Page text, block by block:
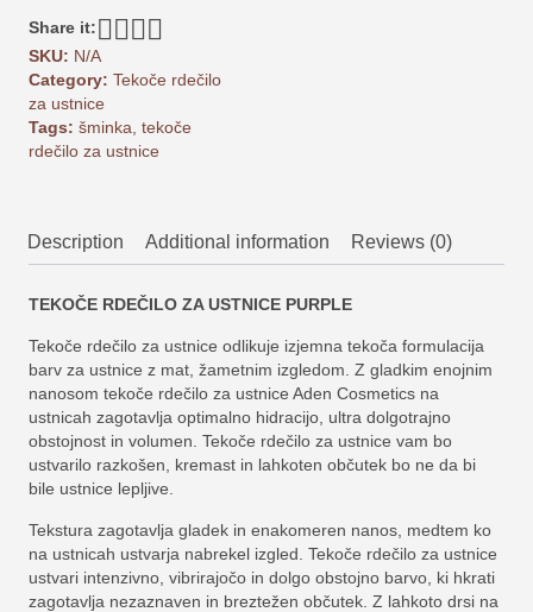
quantity
Share it:
SKU: N/A
Category: Tekoče rdečilo
za ustnice
Tags: šminka tekoče
rdečilo za ustnice
Description Additional information Reviews (0)
TEKOČE RDEČILO ZA USTNICE PURPLE
Tekoče rdečilo za ustnice odlikuje izjemna tekoča formulacija
barv za ustnice z mat, žametnim izgledom. Z gladkim enojnim
nanosom tekoče rdečilo za ustnice Aden Cosmetics na
ustnicah zagotavlja optimalno hidracijo, ultra dolgotrajno
obstojnost in volumen. Tekoče rdečilo za ustnice vam bo
ustvarilo razkošen, kremast in lahkoten občutek bo ne da bi
bile ustnice lepljive.
Tekstura zagotavlja gladek in enakomeren nanos, medtem ko
na ustnicah ustvarja nabrekel izgled. Tekoče rdečilo za ustnice
ustvari intenzivno, vibrirajočo in dolgo obstojno barvo, ki hkrati
zagotavlja nezaznaven in breztežen občutek. Z lahkoto drsi na